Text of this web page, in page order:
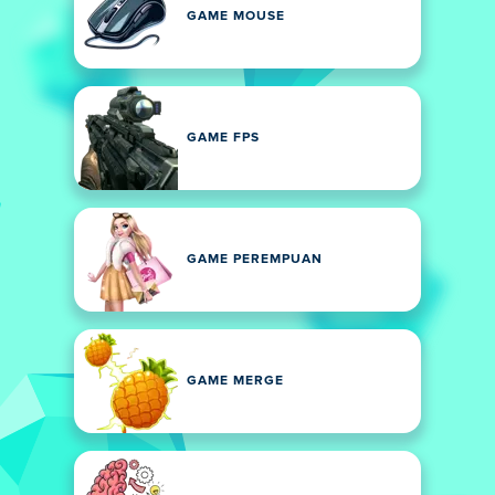
GAME MOUSE
GAME FPS
GAME PEREMPUAN
GAME MERGE